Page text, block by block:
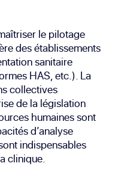
le pilotage
des établissements
sanitaire
HAS, etc.). La
collectives
de la législation
humaines sont
d’analyse
indispensables
clinique.